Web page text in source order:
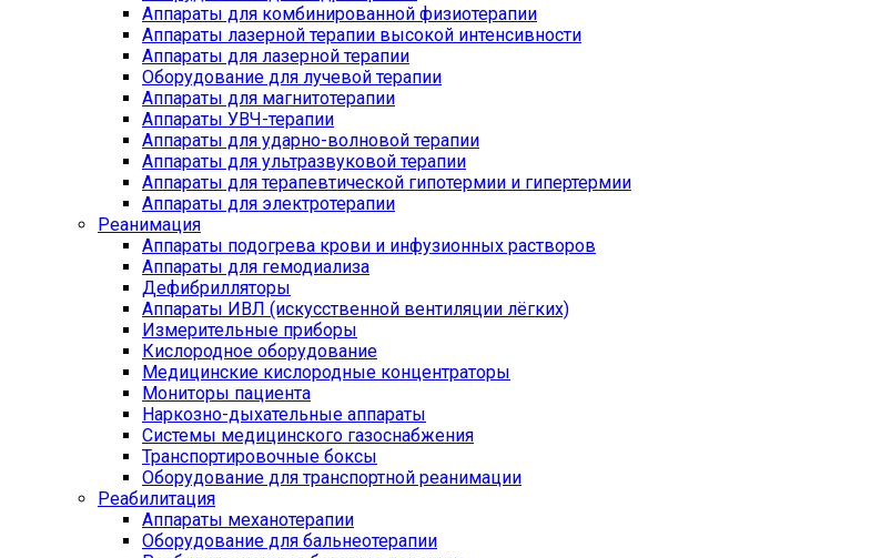
Аппараты для комбинированной физиотерапии
Аппараты лазерной терапии высокой интенсивности
Аппараты для лазерной терапии
Оборудование для лучевой терапии
Аппараты для магнитотерапии
Аппараты УВЧ-терапии
Аппараты для ударно-волновой терапии
Аппараты для ультразвуковой терапии
Аппараты для терапевтической гипотермии и гипертермии
Аппараты для электротерапии
Реанимация
Аппараты подогрева крови и инфузионных растворов
Аппараты для гемодиализа
Дефибрилляторы
Аппараты ИВЛ (искусственной вентиляции лёгких)
Измерительные приборы
Кислородное оборудование
Медицинские кислородные концентраторы
Мониторы пациента
Наркозно-дыхательные аппараты
Системы медицинского газоснабжения
Транспортировочные боксы
Оборудование для транспортной реанимации
Реабилитация
Аппараты механотерапии
Оборудование для бальнеотерапии